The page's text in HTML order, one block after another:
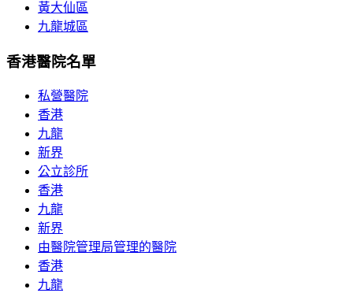
黃大仙區
九龍城區
香港醫院名單
私營醫院
香港
九龍
新界
公立診所
香港
九龍
新界
由醫院管理局管理的醫院
香港
九龍